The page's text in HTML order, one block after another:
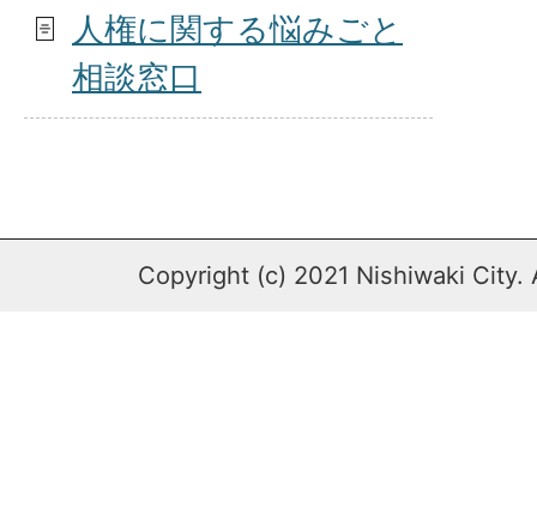
人権に関する悩みごと
相談窓口
Copyright (c) 2021 Nishiwaki City.